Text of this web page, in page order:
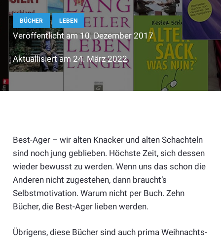
BÜCHER LEBEN
Veröffentlicht am10. Dezember 2017
Aktuallisiert am 24. März 2022
Best-Ager – wir alten Knacker und alten Schachteln
sind noch jung geblieben. Höchste Zeit, sich dessen
wieder bewusst zu werden. Wenn uns das schon die
Anderen nicht zugestehen, dann braucht’s
Selbstmotivation. Warum nicht per Buch. Zehn
Bücher, die Best-Ager lieben werden.
Übrigens, diese Bücher sind auch prima Weihnachts-